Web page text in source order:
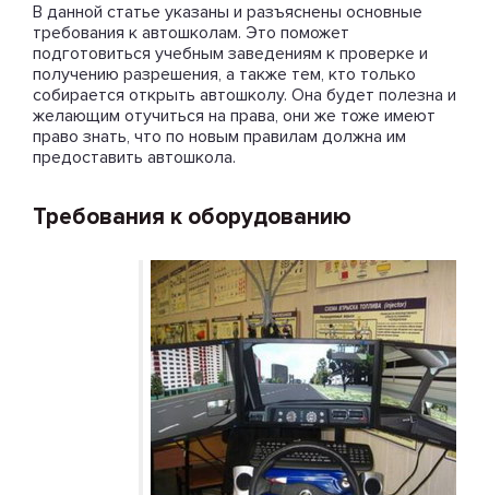
В данной статье указаны и разъяснены основные
требования к автошколам. Это поможет
подготовиться учебным заведениям к проверке и
получению разрешения, а также тем, кто только
собирается открыть автошколу. Она будет полезна и
желающим отучиться на права, они же тоже имеют
право знать, что по новым правилам должна им
предоставить автошкола.
Требования к оборудованию